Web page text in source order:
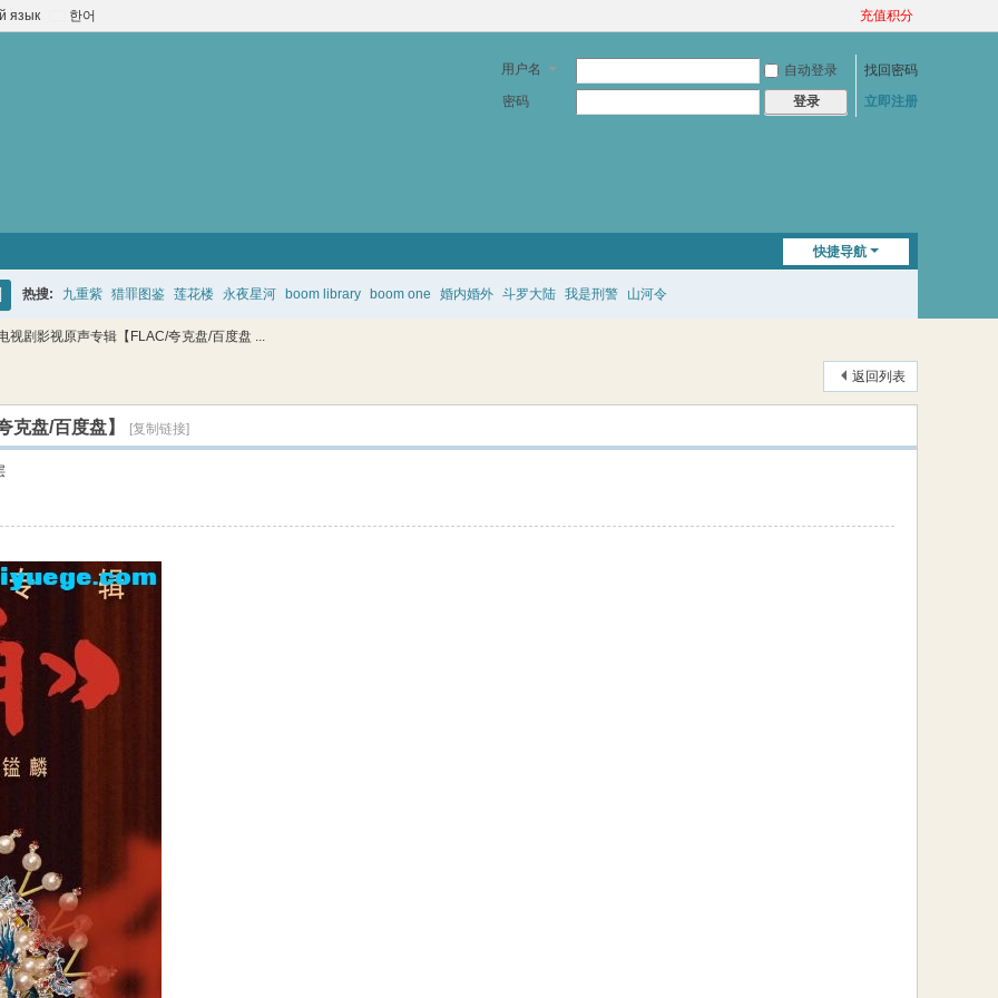
язык 한어 充值积分
用户名 自动登录
找回密码
密码
登录 立即注册
快捷导航
热搜: 九重紫 猎罪图鉴 莲花楼 永夜星河 boom library boom one 婚内婚外 斗罗大陆 我是刑警 山河令
视剧影视原声专辑【FLAC/夸克盘/百度盘 ...
返回列表
克盘/百度盘】 [复制链接]